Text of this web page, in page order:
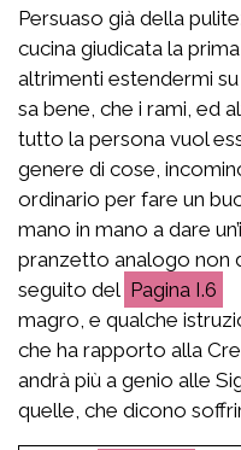
Persuaso già della
cucina giudicata la
altrimenti estendermi
sa bene, che i rami, ed
tutto la persona vuol
genere di cose,
ordinario per fare un
mano in mano a dare
pranzetto analogo non
seguito del
I.6
magro, e qualche
che ha rapporto alla
andrà più a genio alle
quelle, che dicono